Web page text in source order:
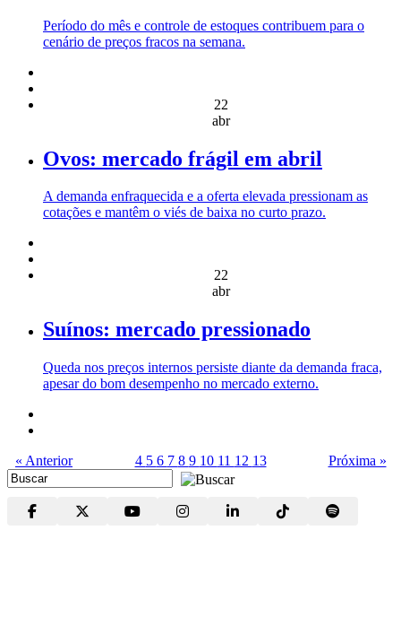
Período do mês e controle de estoques contribuem para o
cenário de preços fracos na semana.
22
abr
Ovos: mercado frágil em abril
A demanda enfraquecida e a oferta elevada pressionam as
cotações e mantêm o viés de baixa no curto prazo.
22
abr
Suínos: mercado pressionado
Queda nos preços internos persiste diante da demanda fraca,
apesar do bom desempenho no mercado externo.
« Anterior 4 5 6 7 8 9 10 11 12 13 Próxima »